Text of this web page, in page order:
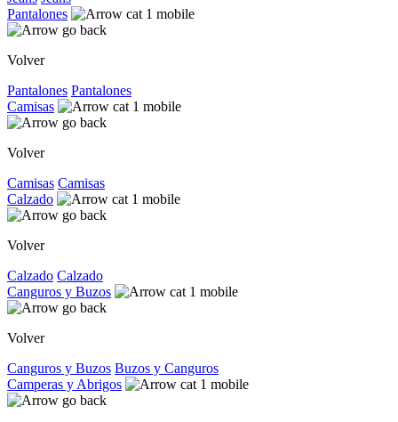
Pantalones
Volver
Pantalones Pantalones
Camisas
Volver
Camisas Camisas
Calzado
Volver
Calzado Calzado
Canguros y Buzos
Volver
Canguros y Buzos Buzos y Canguros
Camperas y Abrigos